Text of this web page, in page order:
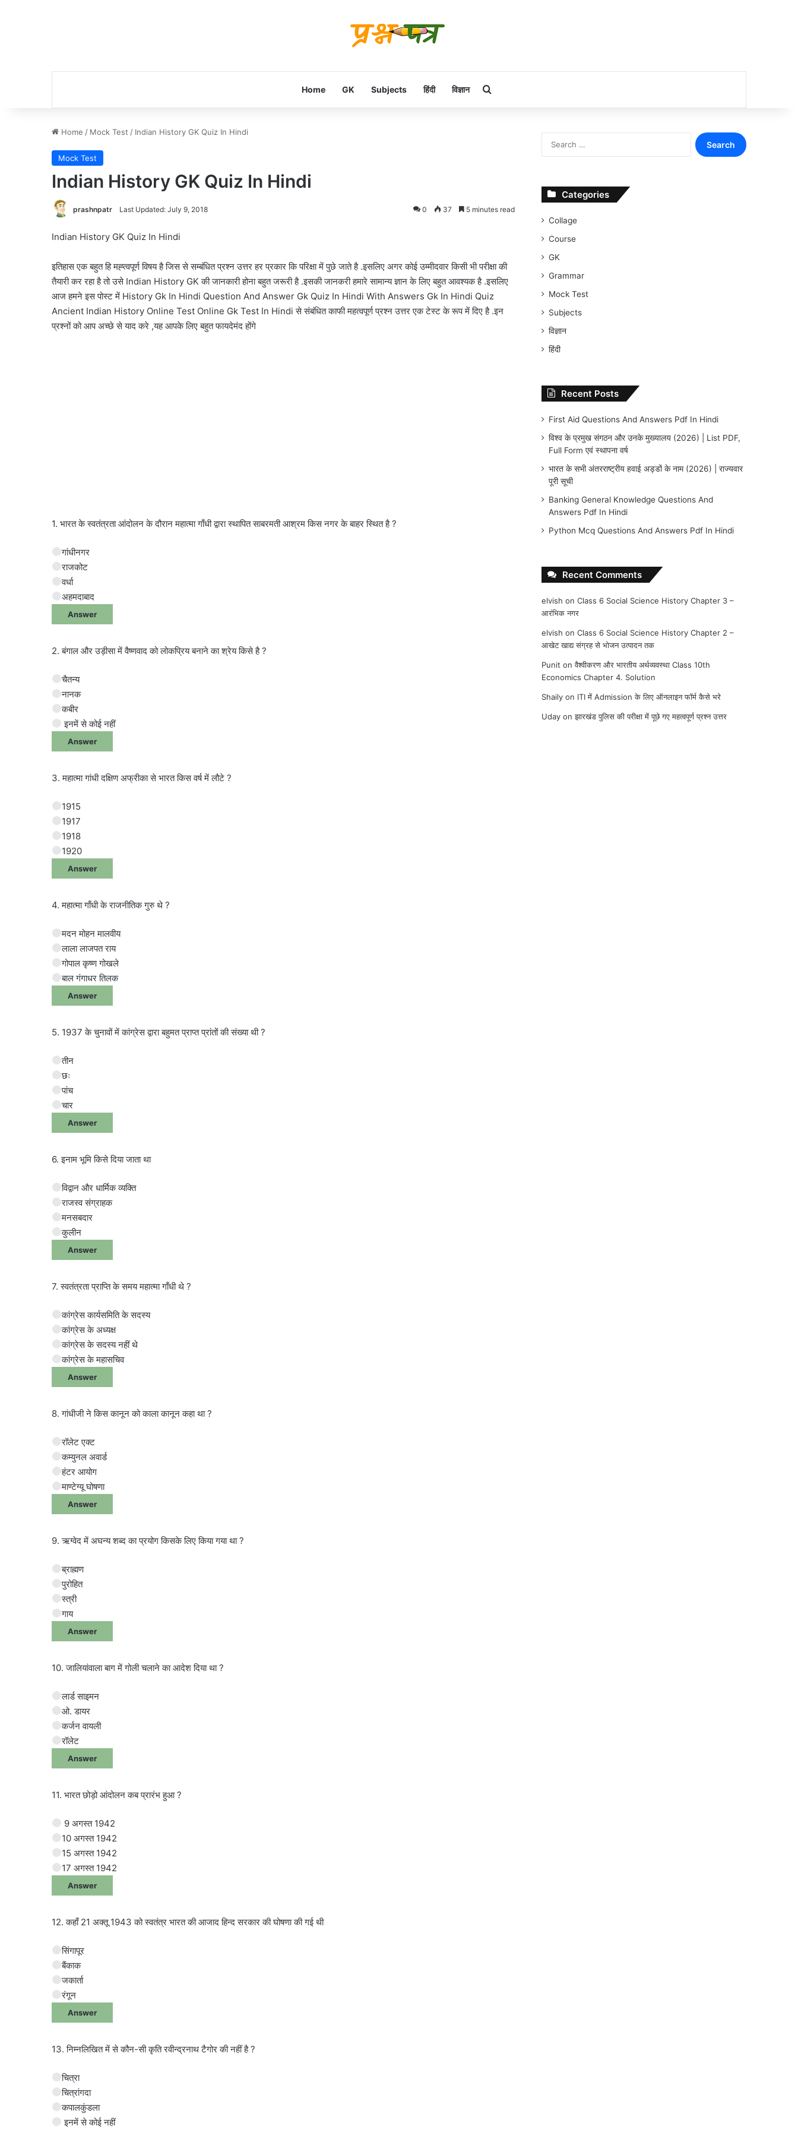
Home GK Subjects हिंदी विज्ञान Search for
Home / Mock Test / Indian History GK Quiz In Hindi
Mock Test
Indian History GK Quiz In Hindi
prashnpatr Last Updated: July 9, 2018 0 37 5 minutes read
Indian History GK Quiz In Hindi
इतिहास एक बहुत हि मह्त्वपूर्ण विषय है जिस से सम्बंधित प्रश्न उत्तर हर प्रकार कि परिक्षा में पुछे जाते है .इसलिए अगर कोई उम्मीदवार किसी भी परीक्षा की
तैयारी कर रहा है तो उसे Indian History GK की जानकारी होना बहुत जरूरी है .इसकी जानकरी हमारे सामान्य ज्ञान के लिए बहुत आवश्यक है .इसलिए
आज हमने इस पोस्ट में History Gk In Hindi Question And Answer Gk Quiz In Hindi With Answers Gk In Hindi Quiz
Ancient Indian History Online Test Online Gk Test In Hindi से संबंधित काफी महत्वपूर्ण प्रश्न उत्तर एक टेस्ट के रूप में दिए है .इन
प्रश्नों को आप अच्छे से याद करे ,यह आपके लिए बहुत फायदेमंद होंगे
1. भारत के स्वतंत्रता आंदोलन के दौरान महात्मा गाँधी द्वारा स्थापित साबरमती आश्रम किस नगर के बाहर स्थित है ?
गांधीनगर
राजकोट
वर्धा
अहमदाबाद
Answer
2. बंगाल और उड़ीसा में वैष्णवाद को लोकप्रिय बनाने का श्रेय किसे है ?
चैतन्य
नानक
कबीर
इनमें से कोई नहीं
Answer
3. महात्मा गांधी दक्षिण अफ्रीका से भारत किस वर्ष में लौटे ?
1915
1917
1918
1920
Answer
4. महात्मा गाँधी के राजनीतिक गुरु थे ?
मदन मोहन मालवीय
लाला लाजपत राय
गोपाल कृष्ण गोखले
बाल गंगाधर तिलक
Answer
5. 1937 के चुनावों में कांग्रेस द्वारा बहुमत प्राप्त प्रांतों की संख्या थी ?
तीन
छः
पांच
चार
Answer
6. इनाम भूमि किसे दिया जाता था
विद्वान और धार्मिक व्यक्ति
राजस्व संग्राहक
मनसबदार
कुलीन
Answer
7. स्वतंत्रता प्राप्ति के समय महात्मा गाँधी थे ?
कांग्रेस कार्यसमिति के सदस्य
कांग्रेस के अध्यक्ष
कांग्रेस के सदस्य नहीं थे
कांग्रेस के महासचिव
Answer
8. गांधीजी ने किस कानून को काला कानून कहा था ?
रॉलेट एक्ट
कम्युनल अवार्ड
हंटर आयोग
माण्टेग्यू घोषणा
Answer
9. ऋग्वेद में अघन्य शब्द का प्रयोग किसके लिए किया गया था ?
ब्राह्मण
पुरोहित
स्त्री
गाय
Answer
10. जालियांवाला बाग में गोली चलाने का आदेश दिया था ?
लार्ड साइमन
ओ. डायर
कर्जन वायली
रॉलेट
Answer
11. भारत छोड़ो आंदोलन कब प्रारंभ हुआ ?
9 अगस्त 1942
10 अगस्त 1942
15 अगस्त 1942
17 अगस्त 1942
Answer
12. कहाँ 21 अक्तू 1943 को स्वतंत्र भारत की आजाद हिन्द सरकार की घोषणा की गई थी
सिंगापूर
बैंकाक
जकार्ता
रंगून
Answer
13. निम्नलिखित में से कौन-सी कृति रवीन्द्रनाथ टैगोर की नहीं है ?
चित्रा
चित्रांगदा
कपालकुंडला
इनमें से कोई नहीं
Search
for:
Categories
Collage
Course
GK
Grammar
Mock Test
Subjects
विज्ञान
हिंदी
Recent Posts
First Aid Questions And Answers Pdf In Hindi
विश्व के प्रमुख संगठन और उनके मुख्यालय (2026) | List PDF,
Full Form एवं स्थापना वर्ष
भारत के सभी अंतरराष्ट्रीय हवाई अड्डों के नाम (2026) | राज्यवार
पूरी सूची
Banking General Knowledge Questions And
Answers Pdf In Hindi
Python Mcq Questions And Answers Pdf In Hindi
Recent Comments
elvish onClass 6 Social Science History Chapter 3 –
आरंभिक नगर
elvish onClass 6 Social Science History Chapter 2 –
आखेट खाद्य संग्रह से भोजन उत्पादन तक
Punit onवैश्वीकरण और भारतीय अर्थव्यवस्था Class 10th
Economics Chapter 4. Solution
Shaily on ITI में Admission के लिए ऑनलाइन फॉर्म कैसे भरे
Uday onझारखंड पुलिस की परीक्षा में पूछे गए महत्वपूर्ण प्रश्न उत्तर